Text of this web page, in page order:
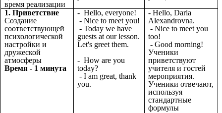
время реализации
1. Приветствие
Создание
соответствующей
психологической
настройки и
дружеской
атмосферы
Время - 1 минута
- Hello, everyone!
- Nice to meet you!
- Today we have
guests at our lesson.
Let's greet them.
- How are you
today?
- I am great, thank
you.
- Hello, Daria
Alexandrovna.
- Nice to meet you
too!
- Good morning!
Ученики
приветствуют
учителя и гостей
мероприятия.
Ученики отвечают,
используя
стандартные
формулы